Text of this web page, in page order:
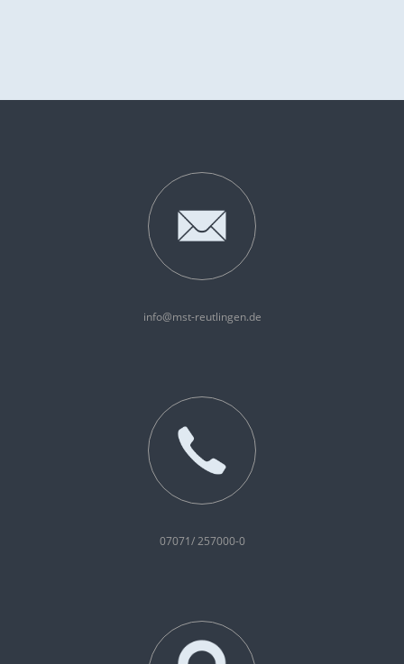
info@mst-reutlingen.de
07071/ 257000-0